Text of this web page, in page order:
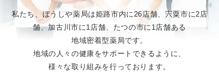
私たち、ぼうしや薬局は姫路市内に26店舗、 宍粟市に2店
舗、加古川市に1店舗、 たつの市に1店舗ある
地域密着型薬局です。
地域の人々の健康をサポートできるように、
様々な取り組みを行っております。